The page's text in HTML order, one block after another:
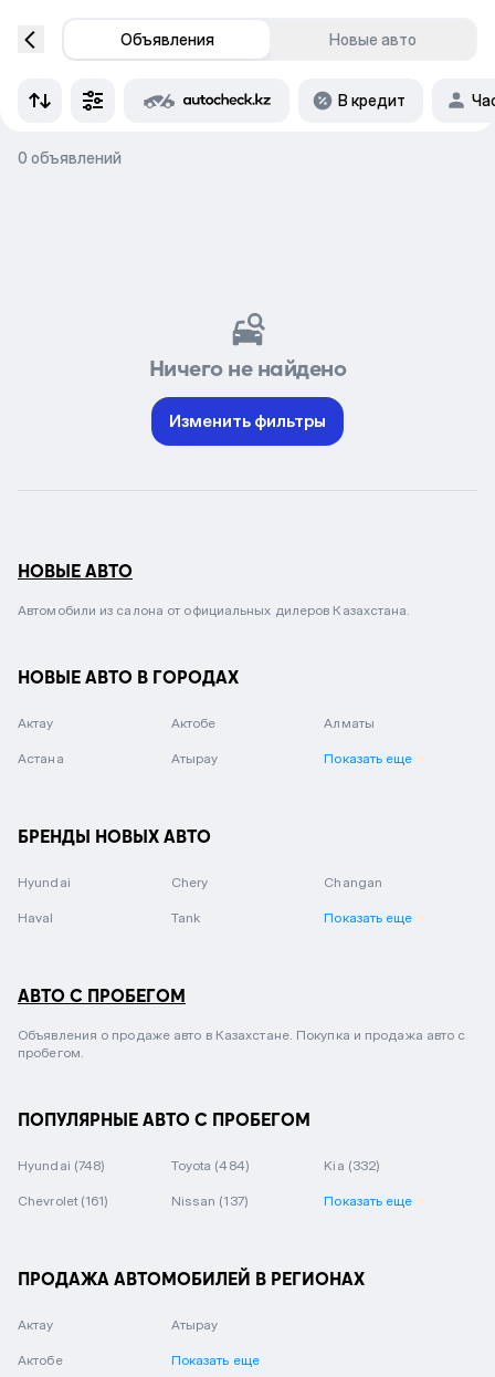
Объявления Новые авто
В кредит
0 объявлений
Ничего не найдено
Изменить фильтры
НОВЫЕ АВТО
Автомобили из салона от официальных дилеров Казахстана.
НОВЫЕ АВТО В ГОРОДАХ
Актау Актобе Алматы
Астана Атырау Показать еще
БРЕНДЫ НОВЫХ АВТО
Hyundai Chery Changan
Haval Tank Показать еще
АВТО С ПРОБЕГОМ
Объявления о продаже авто в Казахстане. Покупка и продажа авто с
пробегом.
ПОПУЛЯРНЫЕ АВТО С ПРОБЕГОМ
Hyundai (748) Toyota (484) Kia (332)
Chevrolet (161) Nissan (137) Показать еще
ПРОДАЖА АВТОМОБИЛЕЙ В РЕГИОНАХ
Актау
Актобе
Атырау
Показать еще